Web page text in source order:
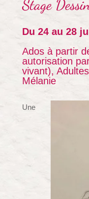
Stage
Du 24 au 28
Ados à partir
autorisation
vivant),
Mélanie
Une